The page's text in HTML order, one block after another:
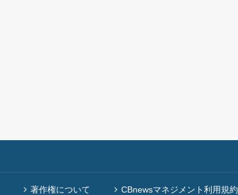
著作権について CBnewsマネジメント利用規約